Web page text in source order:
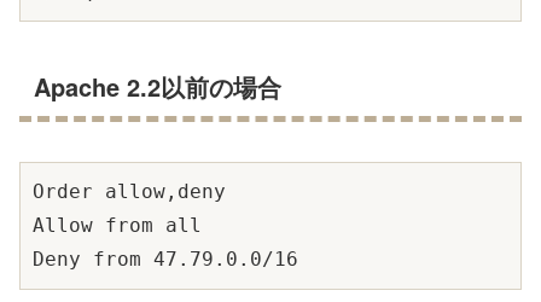
Apache 2.2以前の場合
Order allow,deny
Allow from all